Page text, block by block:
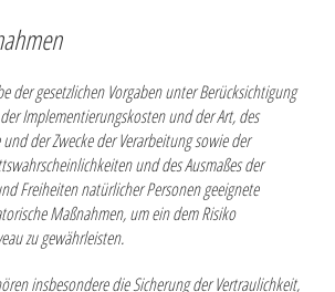
der gesetzlichen Vorgaben unter Berücksichtigung
Implementierungskosten und der Art, des
der Zwecke der Verarbeitung sowie der
und des Ausmaßes der
Freiheiten natürlicher Personen geeignete
Maßnahmen, um ein dem Risiko
zu gewährleisten.
insbesondere die Sicherung der Vertraulichkeit,